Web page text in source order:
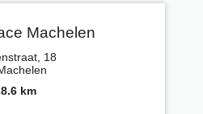
Machelen
18
km